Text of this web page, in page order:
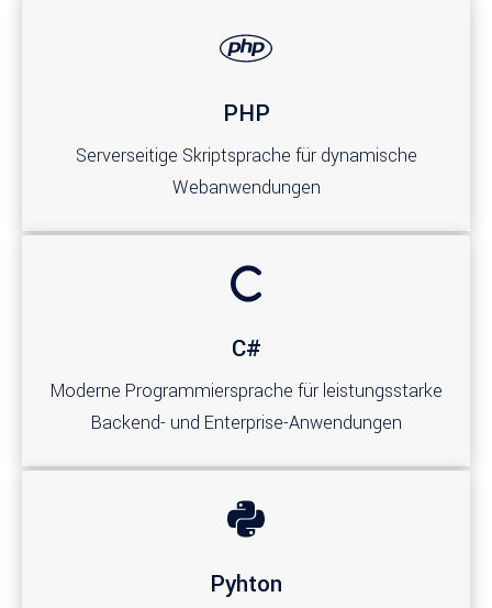
PHP
Serverseitige Skriptsprache für dynamische
Webanwendungen
C#
Moderne Programmiersprache für leistungsstarke
Backend- und Enterprise-Anwendungen
Pyhton